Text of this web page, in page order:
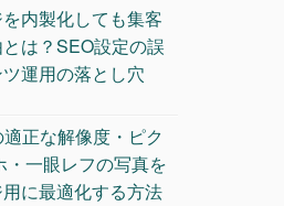
内製化しても集客
は？SEO設定の誤
運用の落とし穴
正な解像度・ピク
・一眼レフの写真を
に最適化する方法